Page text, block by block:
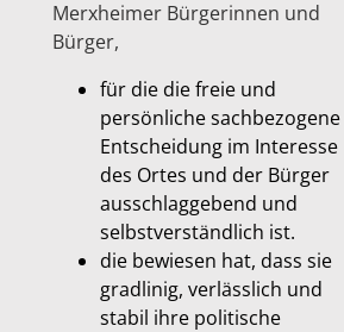
Merxheimer Bürgerinnen und
Bürger,
für die die freie und
persönliche sachbezogene
Entscheidung im Interesse
des Ortes und der Bürger
ausschlaggebend und
selbstverständlich ist.
die bewiesen hat, dass sie
gradlinig, verlässlich und
stabil ihre politische